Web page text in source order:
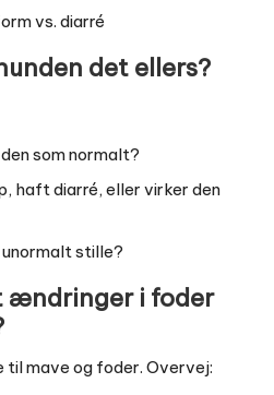
vs. diarré
det ellers?
som normalt?
haft diarré, eller virker den
stille?
ændringer i foder
mave og foder. Overvej: